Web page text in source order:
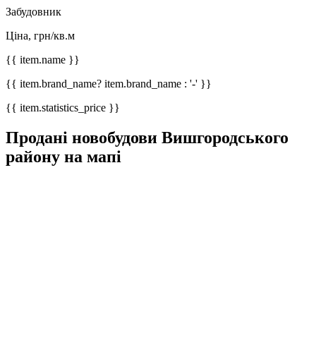
Забудовник
Ціна, грн/кв.м
{{ item.name }}
{{ item.brand_name? item.brand_name : '-' }}
{{ item.statistics_price }}
Продані новобудови Вишгородського
району на мапі